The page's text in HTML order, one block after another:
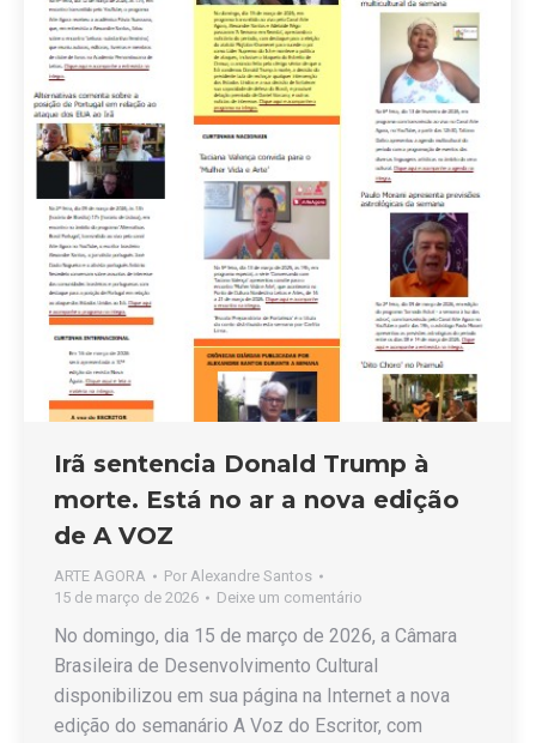
Irã sentencia Donald Trump à
morte. Está no ar a nova edição
de A VOZ
ARTE AGORA Por Alexandre Santos
15 de março de 2026
Deixe um comentário
No domingo, dia 15 de março de 2026, a Câmara
Brasileira de Desenvolvimento Cultural
disponibilizou em sua página na Internet a nova
edição do semanário A Voz do Escritor, com